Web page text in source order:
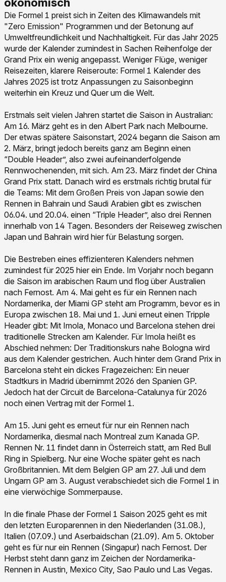
Die Formel 1 preist sich in Zeiten des Klimawandels mit
"Zero Emission" Programmen und der Betonung auf
Umweltfreundlichkeit und Nachhaltigkeit. Für das Jahr 2025
wurde der Kalender zumindest in Sachen Reihenfolge der
Grand Prix ein wenig angepasst. Weniger Flüge, weniger
Reisezeiten, klarere Reiseroute: Formel 1 Kalender des
Jahres 2025 ist trotz Anpassungen zu Saisonbeginn
weiterhin ein Kreuz und Quer um die Welt.
Erstmals seit vielen Jahren startet die Saison in Australian:
Am 16. März geht es in den Albert Park nach Melbourne.
Der etwas spätere Saisonstart, 2024 begann die Saison am
2. März, bringt jedoch bereits ganz am Beginn einen
“Double Header”, also zwei aufeinanderfolgende
Rennwochenenden, mit sich. Am 23. März findet der China
Grand Prix statt. Danach wird es erstmals richtig brutal für
die Teams: Mit dem Großen Preis von Japan sowie den
Rennen in Bahrain und Saudi Arabien gibt es zwischen
06.04. und 20.04. einen “Triple Header”, also drei Rennen
innerhalb von 14 Tagen. Besonders der Reiseweg zwischen
Japan und Bahrain wird hier für Belastung sorgen.
Die Bestreben eines effizienteren Kalenders nehmen
zumindest für 2025 hier ein Ende. Im Vorjahr noch begann
die Saison im arabischen Raum und flog über Australien
nach Fernost. Am 4. Mai geht es für ein Rennen nach
Nordamerika, der Miami GP steht am Programm, bevor es in
Europa zwischen 18. Mai und 1. Juni erneut einen Tripple
Header gibt: Mit Imola, Monaco und Barcelona stehen drei
traditionelle Strecken am Kalender. Für Imola heißt es
Abschied nehmen: Der Traditionskurs nahe Bologna wird
aus dem Kalender gestrichen. Auch hinter dem Grand Prix in
Barcelona steht ein dickes Fragezeichen: Ein neuer
Stadtkurs in Madrid übernimmt 2026 den Spanien GP.
Jedoch hat der Circuit de Barcelona-Catalunya für 2026
noch einen Vertrag mit der Formel 1.
Am 15. Juni geht es erneut für nur ein Rennen nach
Nordamerika, diesmal nach Montreal zum Kanada GP.
Rennen Nr. 11 findet dann in Österreich statt, am Red Bull
Ring in Spielberg. Nur eine Woche später geht es nach
Großbritannien. Mit dem Belgien GP am 27. Juli und dem
Ungarn GP am 3. August verabschiedet sich die Formel 1 in
eine vierwöchige Sommerpause.
In die finale Phase der Formel 1 Saison 2025 geht es mit
den letzten Europarennen in den Niederlanden (31.08.),
Italien (07.09.) und Aserbaidschan (21.09). Am 5. Oktober
geht es für nur ein Rennen (Singapur) nach Fernost. Der
Herbst steht dann ganz im Zeichen der Nordamerika-
Rennen in Austin, Mexico City, Sao Paulo und Las Vegas.